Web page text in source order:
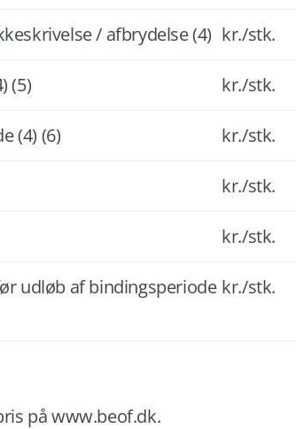
/ afbrydelse (4) kr./stk.
(5) kr./stk.
(4) (6) kr./stk.
kr./stk.
kr./stk.
udløb af bindingsperiode kr./stk.
på www.beof.dk.